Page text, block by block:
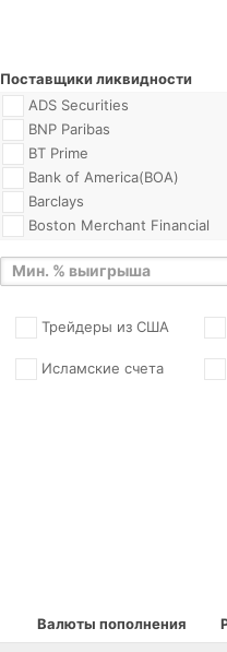
Поставщики ликвидности
ADS Securities
BNP Paribas
BT Prime
Bank of America(BOA)
Barclays
Boston Merchant Financial
CHF Markets
MarketServices)
Canadian Imperial Bank of
Commerce(CIBC)
Citibank
FXTG
Трейдеры из США
Исламские счета
Валюты пополнения